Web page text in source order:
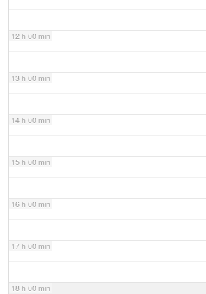
12 h 00 min
13 h 00 min
14 h 00 min
15 h 00 min
16 h 00 min
17 h 00 min
18 h 00 min